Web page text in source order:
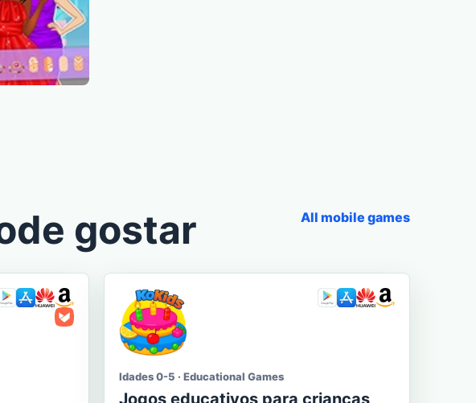
gostar All mobile games
Idades 0-5 · Educational Games
Jogos educativos para crianças